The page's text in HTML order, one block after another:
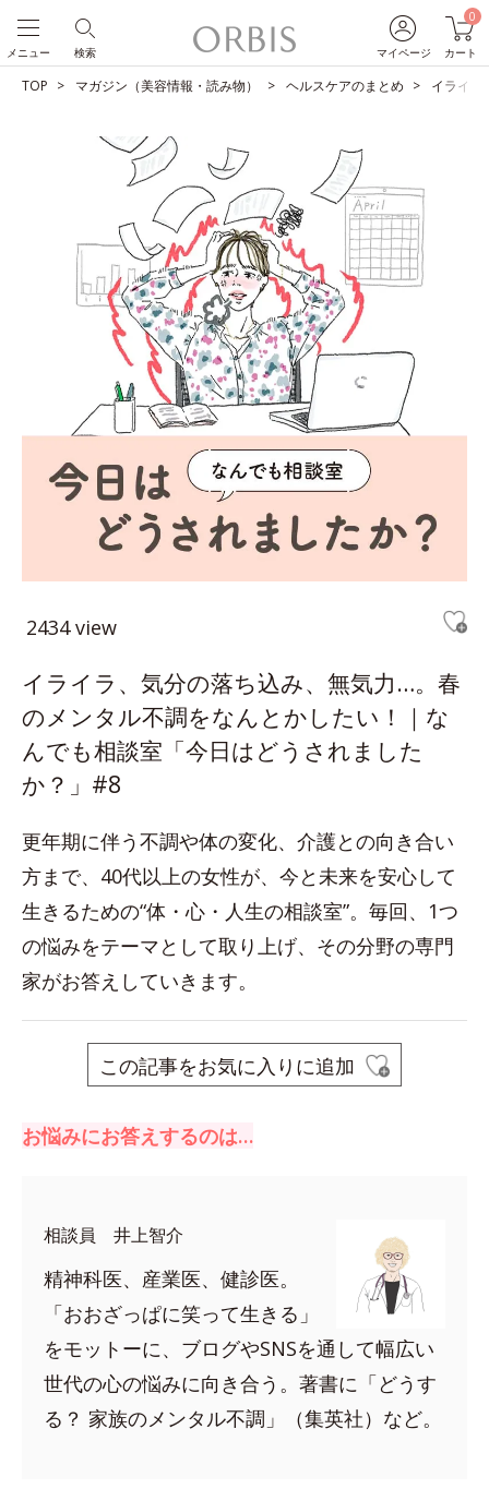
マイページ
0
カート
検索
メニュー
TOP マガジン（美容情報・読み物） ヘルスケアのまとめ イライラ
2434 view
イライラ、気分の落ち込み、無気力…。春
のメンタル不調をなんとかしたい！｜な
んでも相談室「今日はどうされました
か？」#8
更年期に伴う不調や体の変化、介護との向き合い
方まで、40代以上の女性が、今と未来を安心して
生きるための“体・心・人生の相談室”。毎回、1つ
の悩みをテーマとして取り上げ、その分野の専門
家がお答えしていきます。
この記事をお気に入りに追加
お悩みにお答えするのは…
相談員 井上智介
精神科医、産業医、健診医。
「おおざっぱに笑って生きる」
をモットーに、ブログやSNSを通して幅広い
世代の心の悩みに向き合う。著書に「どうす
る？ 家族のメンタル不調」（集英社）など。